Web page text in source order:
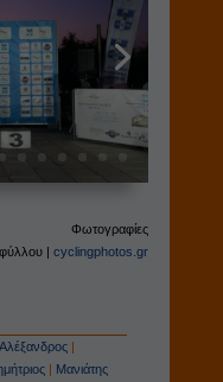
Φωτογραφίες
|cyclingphotos.gr
|
| Μανιάτης